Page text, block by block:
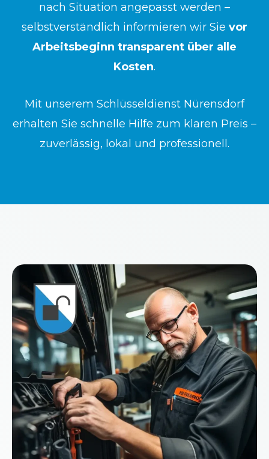
nach Situation angepasst werden –
selbstverständlich informieren wir Sie vor
Arbeitsbeginn transparent über alle
Kosten.
Mit unserem Schlüsseldienst Nürensdorf
erhalten Sie schnelle Hilfe zum klaren Preis –
zuverlässig, lokal und professionell.